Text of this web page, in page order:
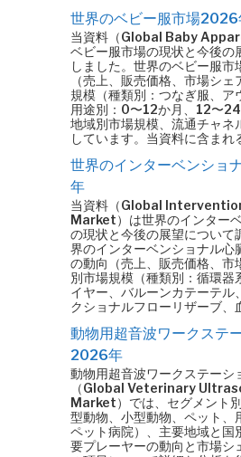
世界のベビー服市場2026
当資料（Global Baby
ベビー服市場の現状と今後の
しました。世界のベビー服市
（売上、販売価格、市場シ
規模（種類別：つなぎ服、ア
用途別：0〜12か月、12〜
地域別市場規模、流通チャネ
しています。当資料に含ま
世界のインターベンショ
年
当資料（Global
Market）は世界のインター
の現状と今後の展望について
界のインターベンショナル心
の動向（売上、販売価格、市
別市場規模（種類別：循環器
イヤー、バルーンカテーテル
クショナルフローリザーブ、
動物用超音波ワークステ
2026年
動物用超音波ワークステーシ
（Global Veterinary
Market）では、セグメント
型動物、小型動物、ペット、
ペット病院）、主要地域と国
要プレーヤーの動向と市場シ